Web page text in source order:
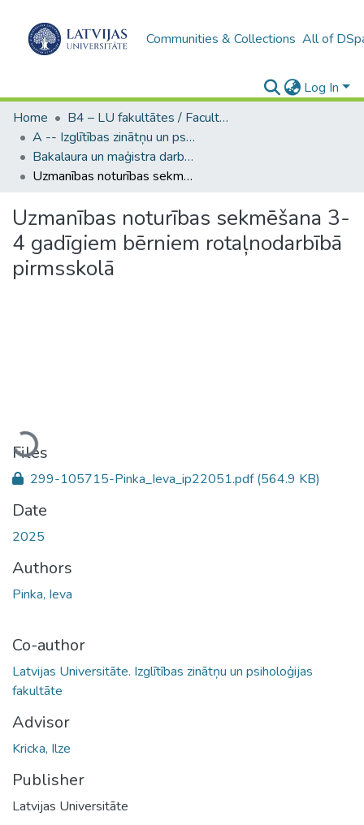
Communities & Collections All of
Log In
Home
B4 – LU fakultātes / Faculties of the UL
A -- Izglītības zinātņu un psiholoģijas fakultāte / Faculty of Education Sciences and Psychology
Bakalaura un maģistra darbi (PPMF) / Bachelor's and Master's theses
Uzmanības noturības sekmēšana 3-4 gadīgiem bērniem rotaļnodarbībā pirmsskolā
Uzmanības noturības sekmēšana 3-
4 gadīgiem bērniem rotaļnodarbībā
pirmsskolā
Loading...
Files
299-105715-Pinka_Ieva_ip22051.pdf(564.9 KB)
Date
2025
Authors
Pinka, Ieva
Co-author
Latvijas Universitāte. Izglītības zinātņu un psiholoģijas
fakultāte
Advisor
Kricka, Ilze
Publisher
Latvijas Universitāte